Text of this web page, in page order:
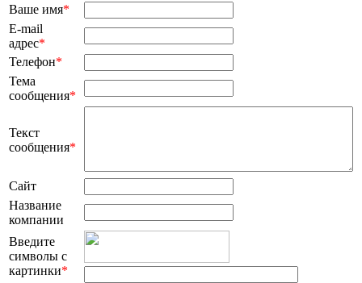
Ваше имя*
E-mail
адрес*
Телефон*
Тема
сообщения*
Текст
сообщения*
Сайт
Название
компании
Введите
символы с
картинки*